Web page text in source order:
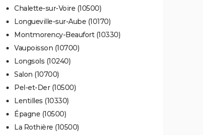
Chalette-sur-Voire (10500)
Longueville-sur-Aube (10170)
Montmorency-Beaufort (10330)
Vaupoisson (10700)
Longsols (10240)
Salon (10700)
Pel-et-Der (10500)
Lentilles (10330)
Épagne (10500)
La Rothière (10500)